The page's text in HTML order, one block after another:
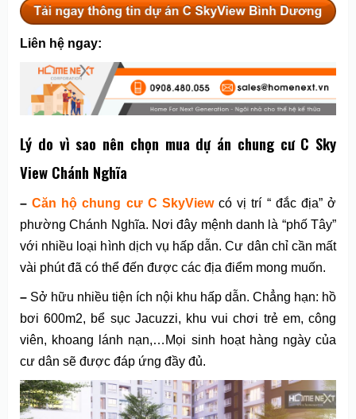
Liên hệ ngay:
Lý do vì sao nên chọn mua dự án chung cư C Sky
View Chánh Nghĩa
–Căn hộ chung cư C SkyViewcó vị trí “ đắc địa” ở
phường Chánh Nghĩa. Nơi đây mệnh danh là “phố Tây”
với nhiều loại hình dịch vụ hấp dẫn. Cư dân chỉ cần mất
vài phút đã có thể đến được các địa điểm mong muốn.
– Sở hữu nhiều tiện ích nội khu hấp dẫn. Chẳng hạn: hồ
bơi 600m2, bể sục Jacuzzi, khu vui chơi trẻ em, công
viên, khoang lánh nạn,…Mọi sinh hoạt hàng ngày của
cư dân sẽ được đáp ứng đầy đủ.